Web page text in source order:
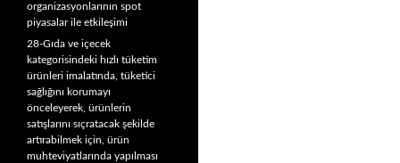
organizasyonlarının spot
piyasalar ile etkileşimi
28-Gıda ve içecek
kategorisindeki hızlı tüketim
ürünleri imalatında, tüketici
sağlığını korumayı
önceleyerek, ürünlerin
satışlarını sıçratacak şekilde
artırabilmek için, ürün
muhteviyatlarında yapılması